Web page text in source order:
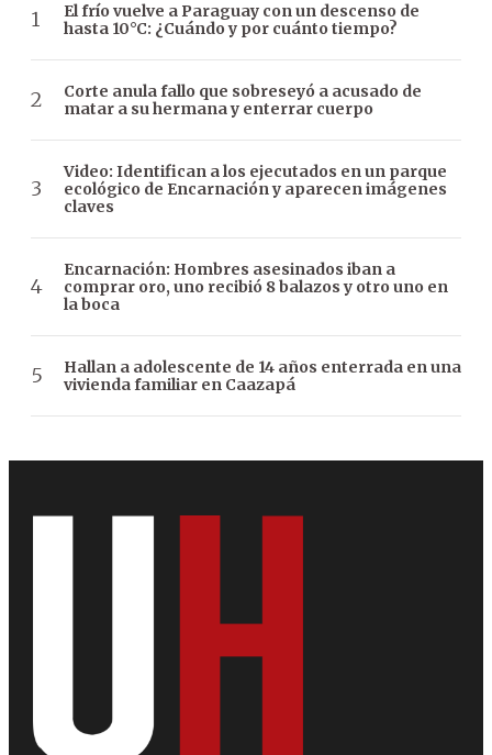
El frío vuelve a Paraguay con un descenso de
hasta 10°C: ¿Cuándo y por cuánto tiempo?
Corte anula fallo que sobreseyó a acusado de
matar a su hermana y enterrar cuerpo
Video: Identifican a los ejecutados en un parque
ecológico de Encarnación y aparecen imágenes
claves
Encarnación: Hombres asesinados iban a
comprar oro, uno recibió 8 balazos y otro uno en
la boca
Hallan a adolescente de 14 años enterrada en una
vivienda familiar en Caazapá